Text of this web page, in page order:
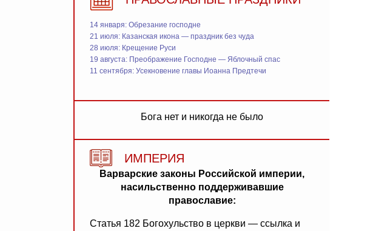
14 января: Обрезание господне
21 июля: Казанская икона — праздник без чуда
28 июля: Крещение Руси
19 августа: Преображение Господне — Яблочный спас
11 сентября: Усекновение главы Иоанна Предтечи
Бога нет и никогда не было
ИМПЕРИЯ
Варварские законы Российской империи,
насильственно поддерживавшие
православие:
Статья 182 Богохульство в церкви — ссылка и